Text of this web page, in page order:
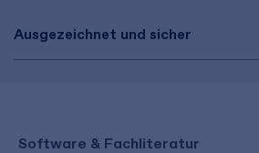
Ausgezeichnet und sicher
Software & Fachliteratur